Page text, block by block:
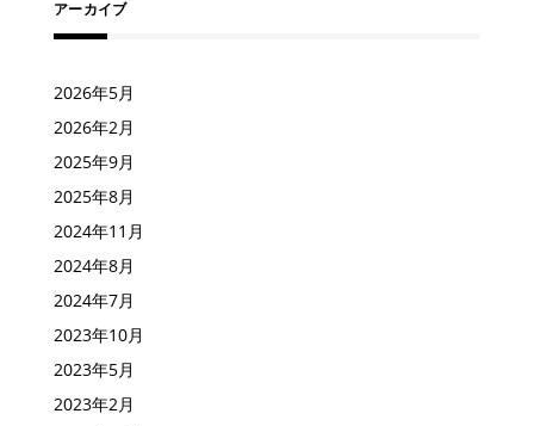
アーカイブ
2026年5月
2026年2月
2025年9月
2025年8月
2024年11月
2024年8月
2024年7月
2023年10月
2023年5月
2023年2月